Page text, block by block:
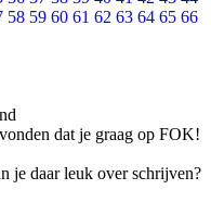
58 59 60 61 62 63 64 65 66
dat je graag op FOK!
je daar leuk over schrijven?